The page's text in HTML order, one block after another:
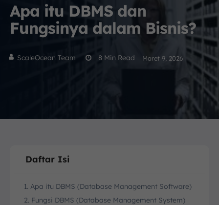
Apa itu DBMS dan
Fungsinya dalam Bisnis?
ScaleOcean Team 8 Min Read Maret 9, 2026
Daftar Isi
1. Apa itu DBMS (Database Management Software)
2. Fungsi DBMS (Database Management System)